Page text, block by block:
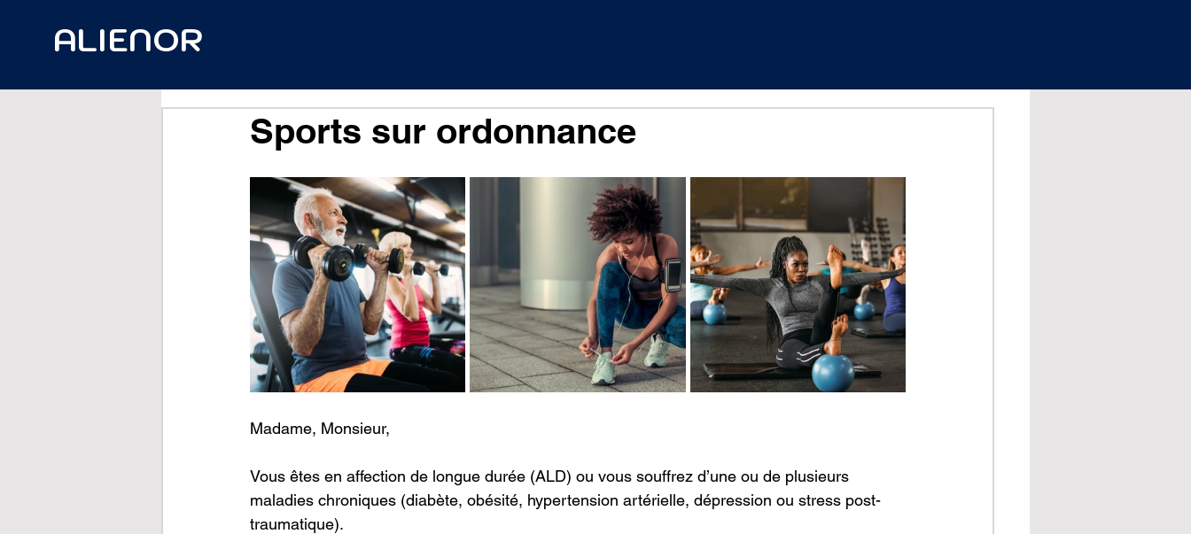
ALIENOR
Sports sur ordonnance
Madame, Monsieur,
Vous êtes en affection de longue durée (ALD) ou vous souffrez d’une ou de plusieurs
maladies chroniques (diabète, obésité, hypertension artérielle, dépression ou stress post-
traumatique).